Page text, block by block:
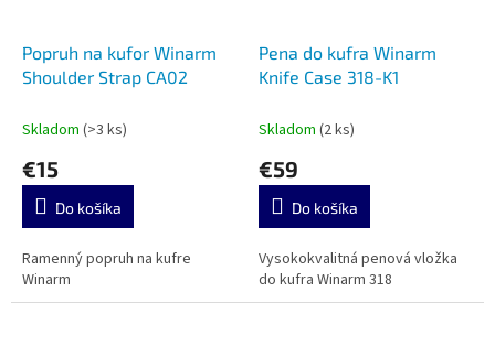
Popruh na kufor Winarm
Shoulder Strap CA02
Skladom (>3 ks)
€15
Do košíka
Ramenný popruh na kufre
Winarm
Pena do kufra Winarm
Knife Case 318-K1
Skladom (2 ks)
€59
Do košíka
Vysokokvalitná penová vložka
do kufra Winarm 318